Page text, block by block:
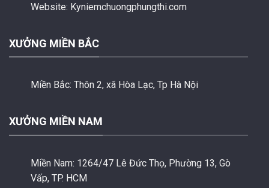
Website: Kyniemchuongphungthi.com
XƯỞNG MIỀN BẮC
Miền Bắc: Thôn 2, xã Hòa Lạc, Tp Hà Nội
XƯỞNG MIỀN NAM
Miền Nam: 1264/47 Lê Đức Thọ, Phường 13, Gò
Vấp, TP. HCM